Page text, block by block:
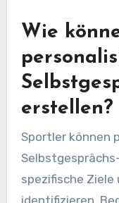
Wie
erstellen?
Sportler können
spezifische Ziele
identifizieren.